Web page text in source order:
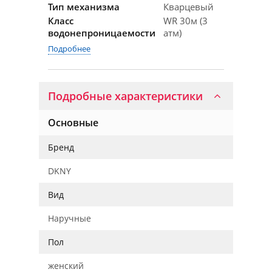
Тип механизма
Кварцевый
Класс
водонепроницаемости
WR 30м (3
атм)
Подробнее
Подробные характеристики
Основные
Бренд
DKNY
Вид
Наручные
Пол
женский